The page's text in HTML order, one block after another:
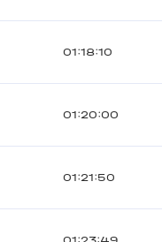
01:18:10
01:20:00
01:21:50